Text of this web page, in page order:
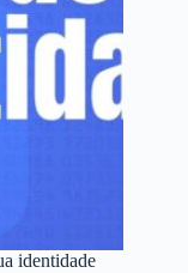
identidade